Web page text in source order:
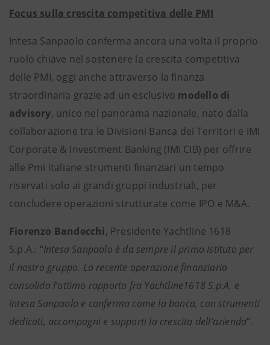
Focus sulla crescita competitiva delle PMI
Intesa Sanpaolo conferma ancora una volta il proprio
ruolo chiave nel sostenere la crescita competitiva
delle PMI, oggi anche attraverso la finanza
straordinaria grazie ad un esclusivo modello di
advisory, unico nel panorama nazionale, nato dalla
collaborazione tra le Divisioni Banca dei Territori e IMI
Corporate & Investment Banking (IMI CIB) per offrire
alle Pmi italiane strumenti finanziari un tempo
riservati solo ai grandi gruppi industriali, per
concludere operazioni strutturate come IPO e M&A.
Fiorenzo Bandecchi, Presidente Yachtline 1618
S.p.A.: “Intesa Sanpaolo è da sempre il primo Istituto per
il nostro gruppo. La recente operazione finanziaria
consolida l’ottimo rapporto fra Yachtline1618 S.p.A. e
Intesa Sanpaolo e conferma come la banca, con strumenti
dedicati, accompagni e supporti la crescita dell’azienda”.